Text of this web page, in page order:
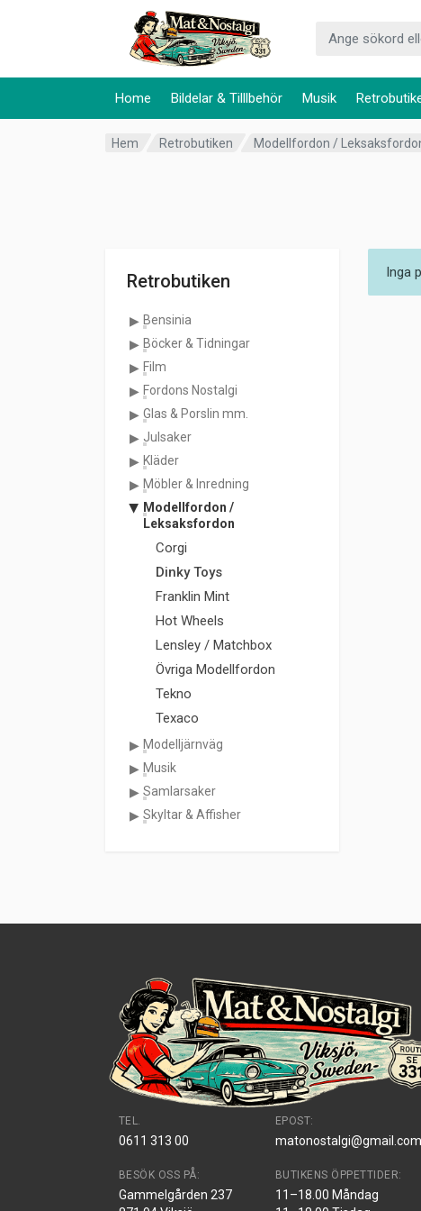
Home Bildelar & Tilllbehör Musik
Hem Retrobutiken Modellfordon /
Retrobutiken
Bensinia
Böcker & Tidningar
Film
Fordons Nostalgi
Glas & Porslin mm.
Julsaker
Kläder
Möbler & Inredning
Modellfordon /
Leksaksfordon
Corgi
Dinky Toys
Franklin Mint
Hot Wheels
Lensley / Matchbox
Övriga Modellfordon
Tekno
Texaco
Modelljärnväg
Musik
Samlarsaker
Skyltar & Affisher
Inga
TEL.
0611 313 00
EPOST:
matonostalgi@gmail.com
BESÖK OSS PÅ:
Gammelgården 237
BUTIKENS ÖPPETTIDER:
11–18.00 Måndag